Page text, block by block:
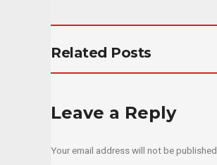
Related Posts
Leave a Reply
Your email address will not be published.